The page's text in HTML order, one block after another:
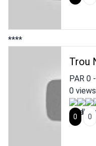
****
Trou
PAR 0-
0 views
0
0